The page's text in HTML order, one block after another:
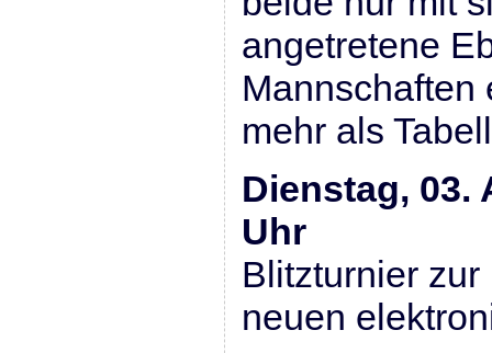
angetretene
Mannschaften
mehr als
Dienstag, 03.
Uhr
Blitzturnier
neuen